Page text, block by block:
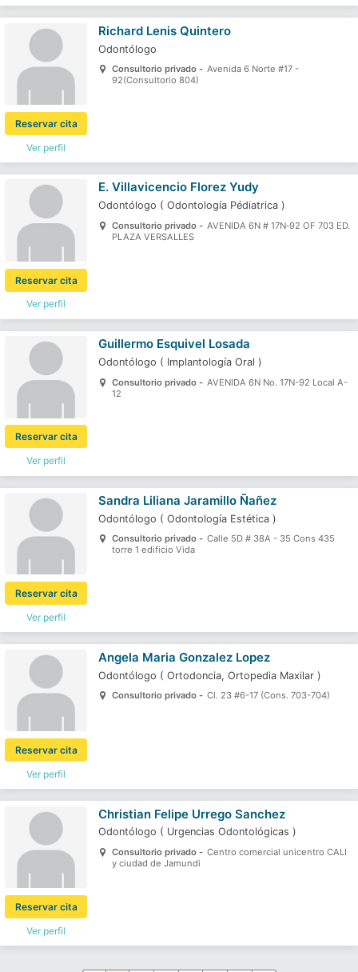
Ver perfil
Reservar cita
Richard Lenis Quintero
Odontólogo
Consultorio privado - Avenida 6 Norte #17 -
92(Consultorio 804)
Ver perfil
Reservar cita
E. Villavicencio Florez Yudy
Odontólogo ( Odontología Pédiatrica )
Consultorio privado - AVENIDA 6N # 17N‐92 OF 703 ED.
PLAZA VERSALLES
Ver perfil
Reservar cita
Guillermo Esquivel Losada
Odontólogo ( Implantología Oral )
Consultorio privado - AVENIDA 6N No. 17N-92 Local A-
12
Ver perfil
Reservar cita
Sandra Liliana Jaramillo Ñañez
Odontólogo ( Odontología Estética )
Consultorio privado - Calle 5D # 38A - 35 Cons 435
torre 1 edificio Vida
Ver perfil
Reservar cita
Angela Maria Gonzalez Lopez
Odontólogo ( Ortodoncia, Ortopedia Maxilar )
Consultorio privado - Cl. 23 #6-17 (Cons. 703-704)
Ver perfil
Reservar cita
Christian Felipe Urrego Sanchez
Odontólogo ( Urgencias Odontológicas )
Consultorio privado - Centro comercial unicentro CALI
y ciudad de Jamundi